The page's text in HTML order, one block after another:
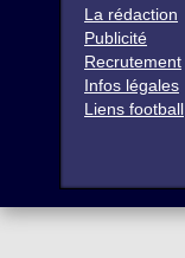
La rédaction
Publicité
Recrutement
Infos légales
Liens football